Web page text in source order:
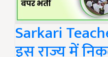
Sarkari